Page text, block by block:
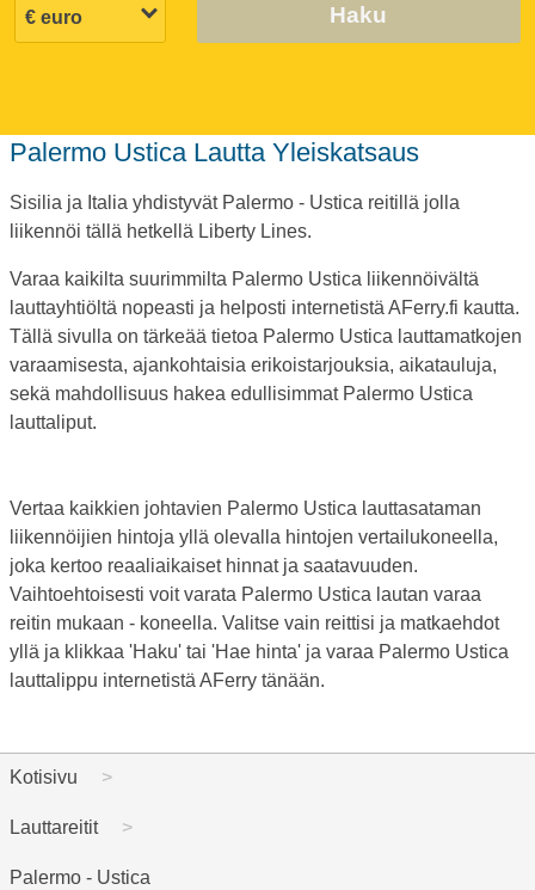
Haku
Palermo Ustica Lautta Yleiskatsaus
Sisilia ja Italia yhdistyvät Palermo - Ustica reitillä jolla
liikennöi tällä hetkellä Liberty Lines.
Varaa kaikilta suurimmilta Palermo Ustica liikennöivältä
lauttayhtiöltä nopeasti ja helposti internetistä AFerry.fi kautta.
Tällä sivulla on tärkeää tietoa Palermo Ustica lauttamatkojen
varaamisesta, ajankohtaisia erikoistarjouksia, aikatauluja,
sekä mahdollisuus hakea edullisimmat Palermo Ustica
lauttaliput.
Vertaa kaikkien johtavien Palermo Ustica lauttasataman
liikennöijien hintoja yllä olevalla hintojen vertailukoneella,
joka kertoo reaaliaikaiset hinnat ja saatavuuden.
Vaihtoehtoisesti voit varata Palermo Ustica lautan varaa
reitin mukaan - koneella. Valitse vain reittisi ja matkaehdot
yllä ja klikkaa 'Haku' tai 'Hae hinta' ja varaa Palermo Ustica
lauttalippu internetistä AFerry tänään.
Kotisivu
Lauttareitit
Palermo - Ustica